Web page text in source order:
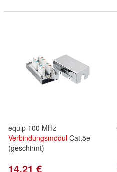
equip 100 MHz
Verbindungsmodul Cat.5e
(geschirmt)
14,21 €